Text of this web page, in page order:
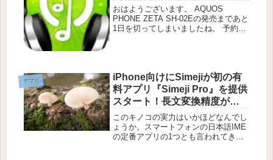
る音楽プレイヤーー
おはようございます。 AQUOS
PHONE ZETA SH-02Eの発売まであと
1日を切ってしまいましたね。 予約し
アプリ
iPhone向けにSimejiが初の有
料アプリ『Simeji Pro』を提供
スタート！長文変換精度がア
ップ！
このキノコの実力はいかほどなんでし
ょうか。スマートフォンの日本語IME
の定番アプリの1つとも言われてきた